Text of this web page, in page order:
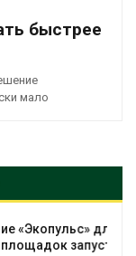
быстрее
мало
для контроля
в